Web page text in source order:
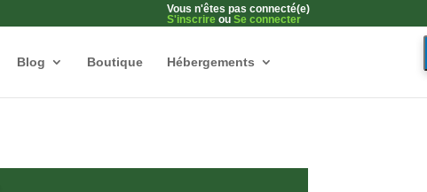
Vous n'êtes pas connecté(e)
S'inscrire ou Se connecter
Blog Boutique Hébergements